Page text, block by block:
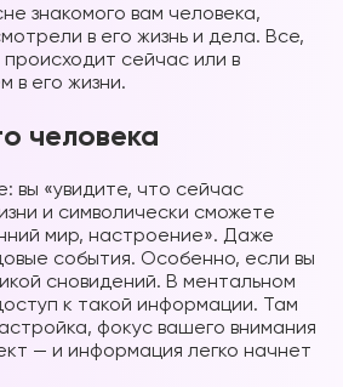
знакомого вам человека,
в его жизнь и дела. Все,
сейчас или в
в его жизни.
человека
вы «увидите, что сейчас
и символически сможете
мир, настроение». Даже
события. Особенно, если вы
сновидений. В ментальном
к такой информации. Там
фокус вашего внимания
— и информация легко начнет